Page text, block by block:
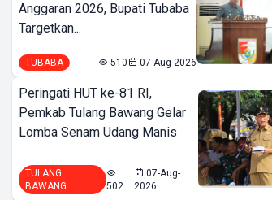
Anggaran 2026, Bupati Tubaba
Targetkan...
TUBABA 510 07-Aug-2026
Peringati HUT ke-81 RI,
Pemkab Tulang Bawang Gelar
Lomba Senam Udang Manis
TULANG
BAWANG
502
07-Aug-
2026